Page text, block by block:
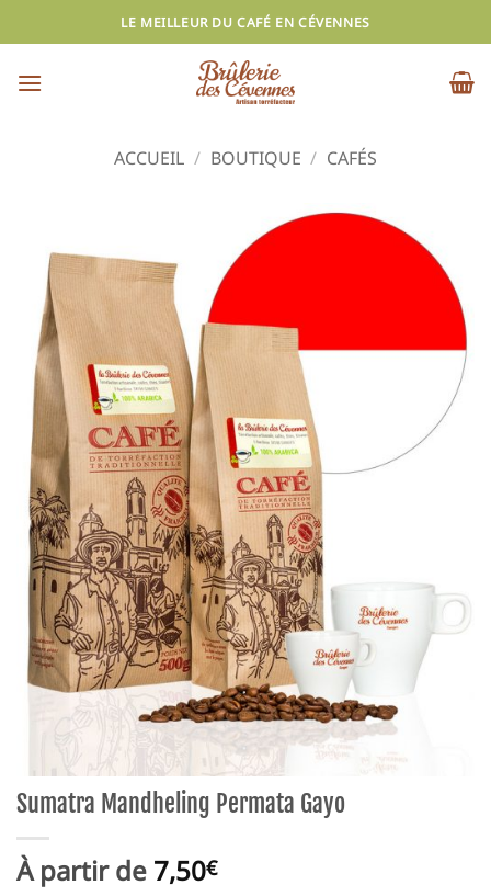
au
LE MEILLEUR DU CAFÉ EN CÉVENNES
ACCUEIL / BOUTIQUE / CAFÉS
Sumatra Mandheling Permata Gayo
À partir de 7,50€